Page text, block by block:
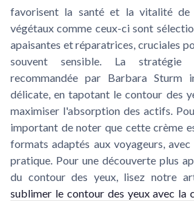
favorisent la santé et la vitalité de
végétaux comme ceux-ci sont
apaisantes et réparatrices, cruciales
souvent sensible. La stratégie
recommandée par Barbara Sturm
délicate, en tapotant le contour des
maximiser l'absorption des actifs.
important de noter que cette crème
formats adaptés aux voyageurs,
pratique. Pour une découverte plus
du contour des yeux, lisez notre
sublimer le contour des yeux avec la